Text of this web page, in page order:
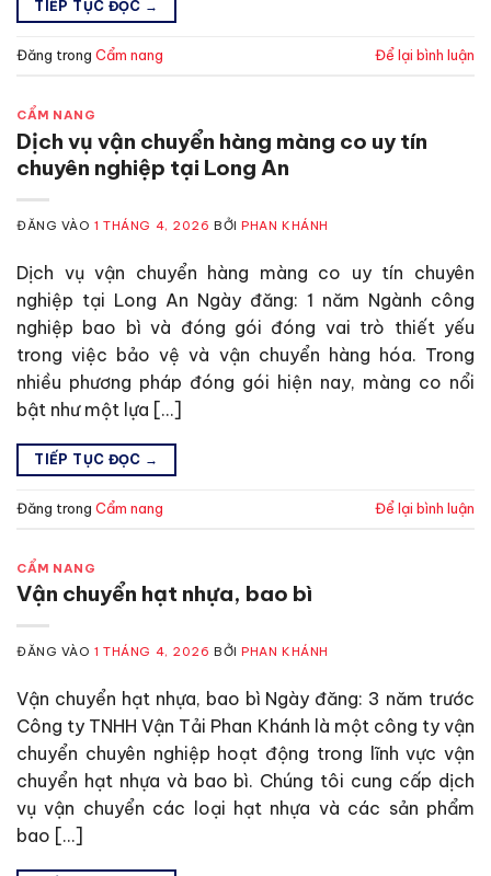
TIẾP TỤC ĐỌC →
Đăng trong Cẩm nang Để lại bình luận
CẨM NANG
Dịch vụ vận chuyển hàng màng co uy tín
chuyên nghiệp tại Long An
ĐĂNG VÀO1 THÁNG 4, 2026 BỞIPHAN KHÁNH
Dịch vụ vận chuyển hàng màng co uy tín chuyên
nghiệp tại Long An Ngày đăng: 1 năm Ngành công
nghiệp bao bì và đóng gói đóng vai trò thiết yếu
trong việc bảo vệ và vận chuyển hàng hóa. Trong
nhiều phương pháp đóng gói hiện nay, màng co nổi
bật như một lựa […]
TIẾP TỤC ĐỌC →
Đăng trong Cẩm nang Để lại bình luận
CẨM NANG
Vận chuyển hạt nhựa, bao bì
ĐĂNG VÀO1 THÁNG 4, 2026 BỞIPHAN KHÁNH
Vận chuyển hạt nhựa, bao bì Ngày đăng: 3 năm trước
Công ty TNHH Vận Tải Phan Khánh là một công ty vận
chuyển chuyên nghiệp hoạt động trong lĩnh vực vận
chuyển hạt nhựa và bao bì. Chúng tôi cung cấp dịch
vụ vận chuyển các loại hạt nhựa và các sản phẩm
bao […]